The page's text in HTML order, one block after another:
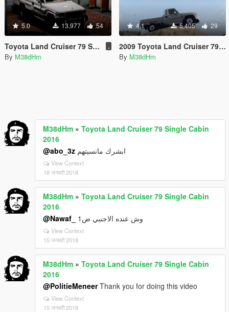
5.0 13,977 54
Toyota Land Cruiser 79 Single Cabin 2016 .
By M38dHm
4.1 5,405 29
2009 Toyota Land Cruiser 79 Single Cabin
By M38dHm
M38dHm » Toyota Land Cruiser 79 Single Cabin
2016
@abo_3z ابشرك مانسيتهم
View Context
18 जनवरी 2018
M38dHm » Toyota Land Cruiser 79 Single Cabin
2016
@Nawaf_
وش عنده الاجنبي ض1
View Context
15 जनवरी 2018
M38dHm » Toyota Land Cruiser 79 Single Cabin
2016
@PolitieMeneerThank you for doing this video
View Context
15 जनवरी 2018